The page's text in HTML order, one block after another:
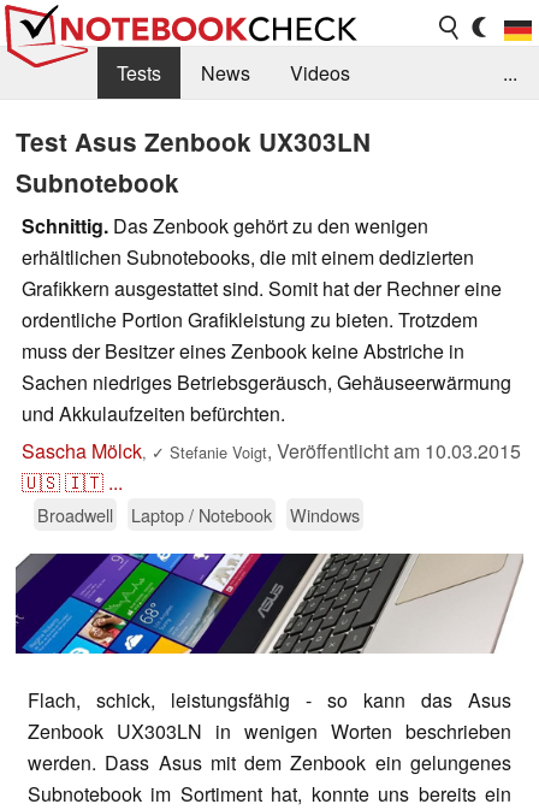
Tests News
Videos
Kaufberatung
Deals
Forum
...
Test Asus Zenbook UX303LN
Subnotebook
Schnittig. Das Zenbook gehört zu den wenigen
erhältlichen Subnotebooks, die mit einem dedizierten
Grafikkern ausgestattet sind. Somit hat der Rechner eine
ordentliche Portion Grafikleistung zu bieten. Trotzdem
muss der Besitzer eines Zenbook keine Abstriche in
Sachen niedriges Betriebsgeräusch, Gehäuseerwärmung
und Akkulaufzeiten befürchten.
Sascha Mölck, ✓ Stefanie Voigt, Veröffentlicht am 10.03.2015
🇺🇸🇮🇹 ...
Broadwell Laptop / Notebook Windows
Flach, schick, leistungsfähig - so kann das Asus
Zenbook UX303LN in wenigen Worten beschrieben
werden. Dass Asus mit dem Zenbook ein gelungenes
Subnotebook im Sortiment hat, konnte uns bereits ein